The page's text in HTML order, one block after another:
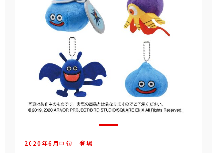
2020年6 月中旬 登場